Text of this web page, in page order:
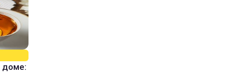
доме: